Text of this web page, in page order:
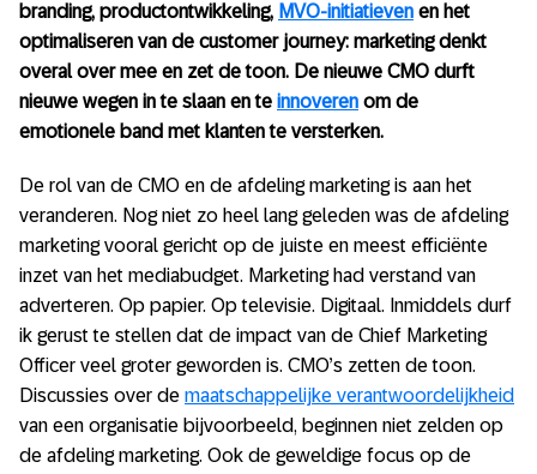
branding, productontwikkeling, MVO-initiatieven en het
optimaliseren van de customer journey: marketing denkt
overal over mee en zet de toon. De nieuwe CMO durft
nieuwe wegen in te slaan en te innoveren om de
emotionele band met klanten te versterken.
De rol van de CMO en de afdeling marketing is aan het
veranderen. Nog niet zo heel lang geleden was de afdeling
marketing vooral gericht op de juiste en meest efficiënte
inzet van het mediabudget. Marketing had verstand van
adverteren. Op papier. Op televisie. Digitaal. Inmiddels durf
ik gerust te stellen dat de impact van de Chief Marketing
Officer veel groter geworden is. CMO’s zetten de toon.
Discussies over de maatschappelijke verantwoordelijkheid
van een organisatie bijvoorbeeld, beginnen niet zelden op
de afdeling marketing. Ook de geweldige focus op de